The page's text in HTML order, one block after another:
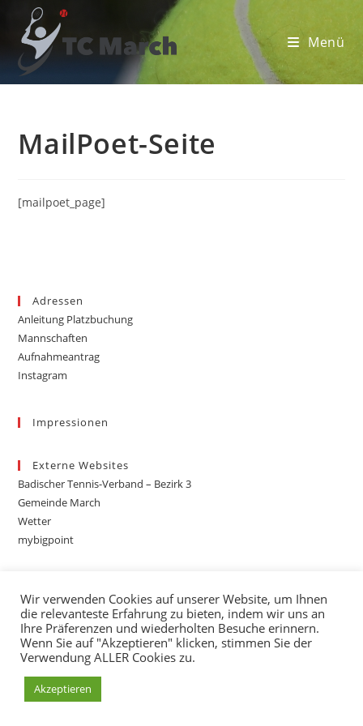
Inhalt
springen
Menü
MailPoet-Seite
[mailpoet_page]
Adressen
Anleitung Platzbuchung
Mannschaften
Aufnahmeantrag
Instagram
Impressionen
Externe Websites
Badischer Tennis-Verband – Bezirk 3
Gemeinde March
Wetter
mybigpoint
Wir verwenden Cookies auf unserer Website, um Ihnen
die relevanteste Erfahrung zu bieten, indem wir uns an
Ihre Präferenzen und wiederholten Besuche erinnern.
Wenn Sie auf "Akzeptieren" klicken, stimmen Sie der
Verwendung ALLER Cookies zu.
Akzeptieren